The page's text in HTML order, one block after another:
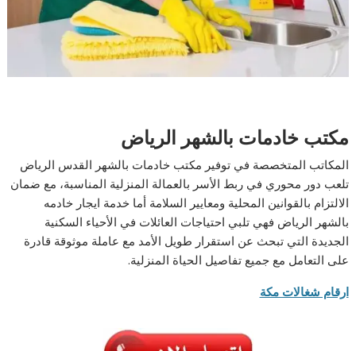
مكتب خادمات بالشهر الرياض
المكاتب المتخصصة في توفير مكتب خادمات بالشهر القدس الرياض
تلعب دور محوري في ربط الأسر بالعمالة المنزلية المناسبة، مع ضمان
الالتزام بالقوانين المحلية ومعايير السلامة أما خدمة ايجار خادمه
بالشهر الرياض فهي تلبي احتياجات العائلات في الأحياء السكنية
الجديدة التي تبحث عن استقرار طويل الأمد مع عاملة موثوقة قادرة
على التعامل مع جميع تفاصيل الحياة المنزلية.
ارقام شغالات مكة